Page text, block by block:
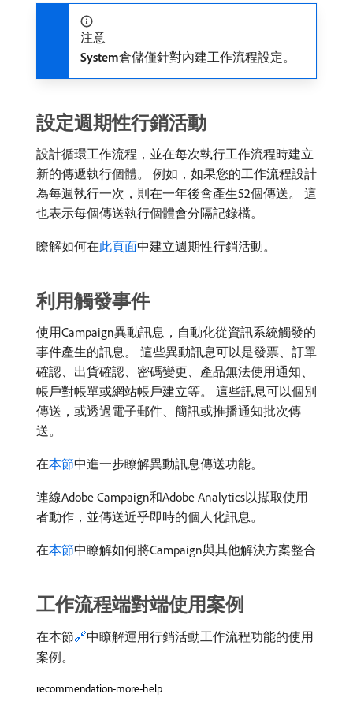
注意
System​倉儲僅針對內建工作流程設定。
設定週期性行銷活動
設計循環工作流程，並在每次執行工作流程時建立
新的傳遞執行個體。 例如，如果您的工作流程設計
為每週執行一次，則在一年後會產生52個傳送。 這
也表示每個傳送執行個體會分隔記錄檔。
瞭解如何在此頁面中建立週期性行銷活動。
利用觸發事件
使用Campaign異動訊息，自動化從資訊系統觸發的
事件產生的訊息。 這些異動訊息可以是發票、訂單
確認、出貨確認、密碼變更、產品無法使用通知、
帳戶對帳單或網站帳戶建立等。 這些訊息可以個別
傳送，或透過電子郵件、簡訊或推播通知批次傳
送。
在本節中進一步瞭解異動訊息傳送功能。
連線Adobe Campaign和Adobe Analytics以擷取使用
者動作，並傳送近乎即時的個人化訊息。
在本節中瞭解如何將Campaign與其他解決方案整合
工作流程端對端使用案例
在本節🔗中瞭解運用行銷活動工作流程功能的使用
案例。
recommendation-more-help